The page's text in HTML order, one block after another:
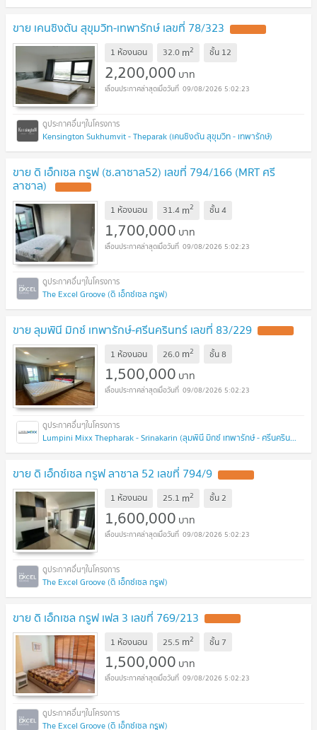
ขาย เคนซิงตัน สุขุมวิท-เทพารักษ์ เลขที่ 78/323
1 ห้องนอน 32.0 m2 ชั้น 12
2,200,000 บาท
09/08/2026 5:02:23
Kensington Sukhumvit - Theparak (เคนซิงตัน สุขุมวิท - เทพารักษ์)
ขาย ดิ เอ็กเซล กรูฟ (ซ.ลาซาล52) เลขที่ 794/166 (MRT ศรี
ลาซาล)
1 ห้องนอน 31.4 m2 ชั้น4
1,700,000 บาท
09/08/2026 5:02:23
The Excel Groove (ดิ เอ็กซ์เซล กรูฟ)
ขาย ลุมพินี มิกซ์ เทพารักษ์-ศรีนครินทร์ เลขที่ 83/229
1 ห้องนอน 26.0 m2 ชั้น8
1,500,000 บาท
09/08/2026 5:02:23
Lumpini Mixx Thepharak - Srinakarin (ลุมพินี มิกซ์ เทพารักษ์ - ศรีนครินทร์)
ขาย ดิ เอ็กซ์เซล กรูฟ ลาซาล 52 เลขที่ 794/9
1 ห้องนอน 25.1 m2 ชั้น2
1,600,000 บาท
09/08/2026 5:02:23
The Excel Groove (ดิ เอ็กซ์เซล กรูฟ)
ขาย ดิ เอ็กเซล กรูฟ เฟส 3 เลขที่ 769/213
1 ห้องนอน 25.5 m2 ชั้น 7
1,500,000 บาท
09/08/2026 5:02:23
The Excel Groove (ดิ เอ็กซ์เซล กรูฟ)